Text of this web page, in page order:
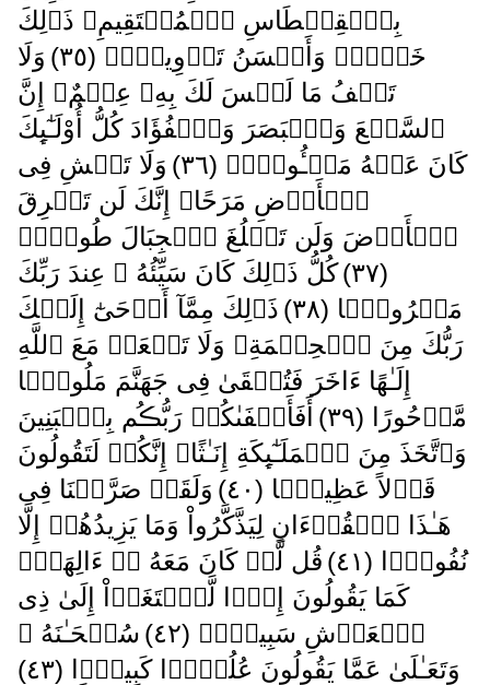
بِٱلۡقِسۡطَاسِ ٱلۡمُسۡتَقِيمِ‌ۚ ذَٲلِكَ
خَيۡرٌ۬ وَأَحۡسَنُ تَأۡوِيلاً۬ ( ٣٥ )
وَلَا
تَقۡفُ مَا لَيۡسَ لَكَ بِهِۦ عِلۡمٌ‌ۚ إِنَّ
ٱلسَّمۡعَ وَٱلۡبَصَرَ وَٱلۡفُؤَادَ كُلُّ أُوْلَـٰٓٮِٕكَ
كَانَ عَنۡهُ مَسۡـُٔولاً۬ ( ٣٦ )
وَلَا تَمۡشِ فِى
ٱلۡأَرۡضِ مَرَحًا‌ۖ إِنَّكَ لَن تَخۡرِقَ
ٱلۡأَرۡضَ وَلَن تَبۡلُغَ ٱلۡجِبَالَ طُولاً۬
( ٣٧ )
كُلُّ ذَٲلِكَ كَانَ سَيِّئُهُ ۥ عِندَ رَبِّكَ
مَكۡرُوهً۬ا ( ٣٨ )
ذَٲلِكَ مِمَّآ أَوۡحَىٰٓ إِلَيۡكَ
رَبُّكَ مِنَ ٱلۡحِكۡمَةِ‌ۗ وَلَا تَجۡعَلۡ مَعَ ٱللَّهِ
إِلَـٰهًا ءَاخَرَ فَتُلۡقَىٰ فِى جَهَنَّمَ مَلُومً۬ا
مَّدۡحُورًا ( ٣٩ )
أَفَأَصۡفَٮٰكُمۡ رَبُّڪُم بِٱلۡبَنِينَ
وَٱتَّخَذَ مِنَ ٱلۡمَلَـٰٓٮِٕكَةِ إِنَـٰثًا‌ۚ إِنَّكُمۡ لَتَقُولُونَ
قَوۡلاً عَظِيمً۬ا ( ٤٠ )
وَلَقَدۡ صَرَّفۡنَا فِى
هَـٰذَا ٱلۡقُرۡءَانِ لِيَذَّكَّرُواْ وَمَا يَزِيدُهُمۡ إِلَّا
نُفُورً۬ا ( ٤١ )
قُل لَّوۡ كَانَ مَعَهُ ۥۤ ءَالِهَةٌ۬
كَمَا يَقُولُونَ إِذً۬ا لَّٱبۡتَغَوۡاْ إِلَىٰ ذِى
ٱلۡعَرۡشِ سَبِيلاً۬ ( ٤٢ )
سُبۡحَـٰنَهُ ۥ
وَتَعَـٰلَىٰ عَمَّا يَقُولُونَ عُلُوًّ۬ا كَبِيرً۬ا ( ٤٣ )